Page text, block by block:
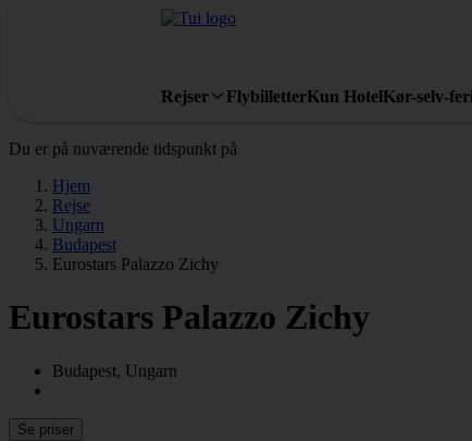
Rejser FlybilletterKun HotelKør-selv-
Du er på nuværende tidspunkt på
Hjem
Rejse
Ungarn
Budapest
Eurostars Palazzo Zichy
Eurostars Palazzo Zichy
Budapest, Ungarn
Se priser